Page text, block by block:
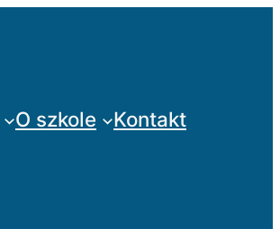
O szkole Kontakt